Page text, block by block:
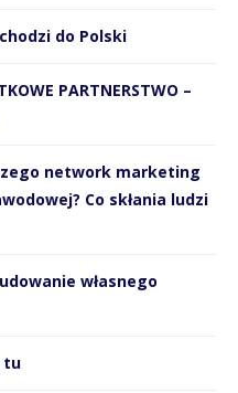
do Polski
PARTNERSTWO –
network marketing
Co skłania ludzi
własnego
tu